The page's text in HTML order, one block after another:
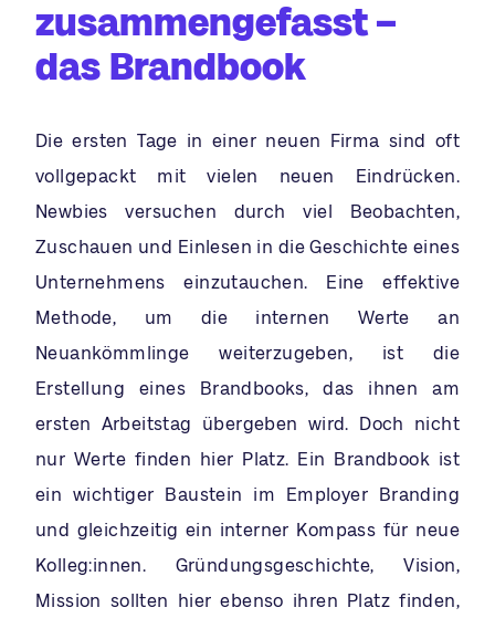
zusammengefasst –
das Brandbook
Die ersten Tage in einer neuen Firma sind oft
vollgepackt mit vielen neuen Eindrücken.
Newbies versuchen durch viel Beobachten,
Zuschauen und Einlesen in die Geschichte eines
Unternehmens einzutauchen. Eine effektive
Methode, um die internen Werte an
Neuankömmlinge weiterzugeben, ist die
Erstellung eines Brandbooks, das ihnen am
ersten Arbeitstag übergeben wird. Doch nicht
nur Werte finden hier Platz. Ein Brandbook ist
ein wichtiger Baustein im Employer Branding
und gleichzeitig ein interner Kompass für neue
Kolleg:innen. Gründungsgeschichte, Vision,
Mission sollten hier ebenso ihren Platz finden,